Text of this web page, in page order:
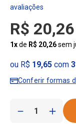
R$ 20,26
1xde R$ 20,26sem
ou R$ 19,65com
Conferir formas
＋
－